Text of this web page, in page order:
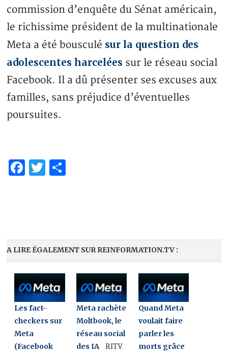
commission d’enquête du Sénat américain,
le richissime président de la multinationale
Meta a été bousculé sur la question des
adolescentes harcelées sur le réseau social
Facebook. Il a dû présenter ses excuses aux
familles, sans préjudice d’éventuelles
poursuites.
Facebook
Twitter
A LIRE ÉGALEMENT SUR REINFORMATION.TV :
Les fact-
checkers sur
Meta
(Facebook
Meta rachète
Moltbook, le
réseau social
des IA RITV
Quand Meta
voulait faire
parler les
morts grâce